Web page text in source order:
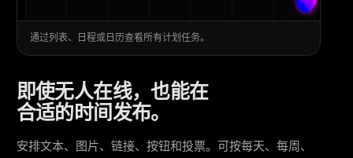
通过列表、日程或日历查看所有计划任务。
即使无人在线，也能在
合适的时间发布。
安排文本、图片、链接、按钮和投票。可按每天、每周、